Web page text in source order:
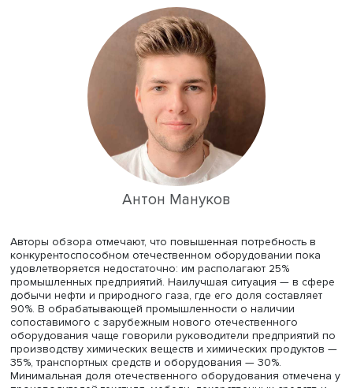
Обследование подтвердило: промышленным
необходимо новое отечественное оборудование, не
уступающее по качеству зарубежным аналогам. 45%
руководителей производств отмечают высокую
российском оборудовании, сопоставимом с
— среднюю и лишь 10% не нуждаются в нем.
потребность в конкурентоспособном отечественном
оборудовании испытывают добывающие компании:
угледобывающих предприятий и 84% организаций,
предоставляющих услуги в сфере добычи полезных
ископаемых. В обрабатывающей промышленности
отечественное оборудование наиболее востребовано
текстильными предприятиями (61%), на производствах
химических веществ и химических продуктов (56%), в
Наименьшую заинтересованность в новейшем
оборудовании продемонстрировали компании,
ремонтом и монтажом машин и оборудования,
транспортных средств и оборудования, а также
пластмассовых изделий. Высокой свою потребность в
назвали 23, 26 и 30% руководителей компаний этих